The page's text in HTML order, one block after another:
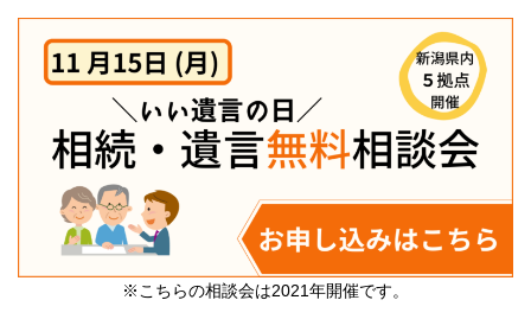
※こちらの相談会は2021年開催です。